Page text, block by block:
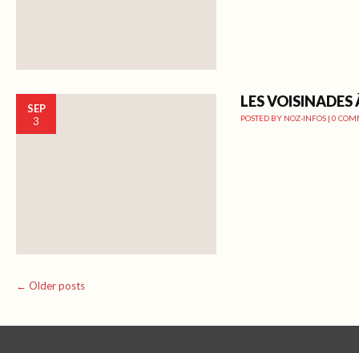
SEP
3
LES
POSTED BY NOZ-INFOS | 0
Post navigation
← Older posts